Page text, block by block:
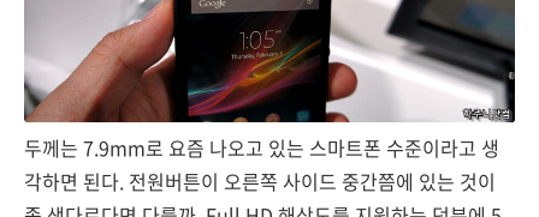
두께는 7.9mm로 요즘 나오고 있는 스마트폰 수준이라고 생
각하면 된다. 전원버튼이 오른쪽 사이드 중간쯤에 있는 것이